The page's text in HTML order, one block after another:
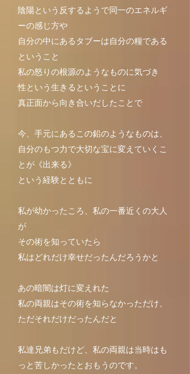
陰陽という反するようで同一のエネルギ
ーの感じ方や
自分の中にあるタブーは自分の糧である
ということ
私の怒りの根源のようなものに気づき
性という生きるということに
真正面から向き合いだしたことで
今、手元にあるこの鉛のようなものは、
自分のもつ力で大切な宝に変えていくこ
とが《出来る》
という経験とともに
私が幼かったころ、私の一番近くの大人
が
その術を知っていたら
私はどれだけ幸せだったんだろうかと
あの暗闇は灯に変えれた
私の両親はその術を知らなかっただけ、
ただそれだけだったんだと
私達兄弟もだけど、私の両親は当時はも
っと苦しかったとおもうのです。